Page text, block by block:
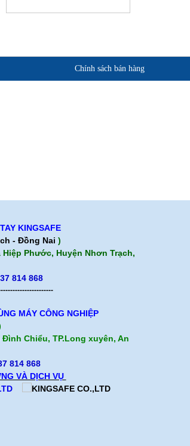
Chính sách bán hàng
KINGSAFE
- Đồng Nai )
Phước, Huyện Nhơn Trạch,
814 868
MÁY CÔNG NGHIỆP
Chiểu, TP.Long xuyên, An
814 868
VÀ DỊCH VỤ